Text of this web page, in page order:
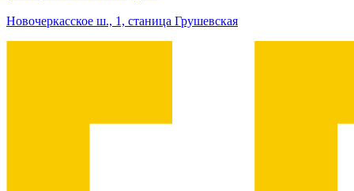
Новочеркасское ш., 1, станица Грушевская